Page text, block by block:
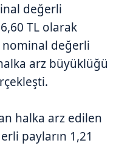
değerli
TL olarak
nominal değerli
arz büyüklüğü
halka arz edilen
payların 1,21